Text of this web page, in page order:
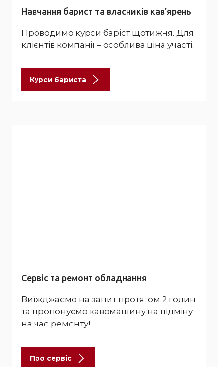
Навчання барист та власників кав'ярень
Проводимо курси баріст щотижня. Для
клієнтів компанії – особлива ціна участі.
Курси бариста
Сервіс та ремонт обладнання
Виїжджаємо на запит протягом 2 годин
та пропонуємо кавомашину на підміну
на час ремонту!
Про сервіс